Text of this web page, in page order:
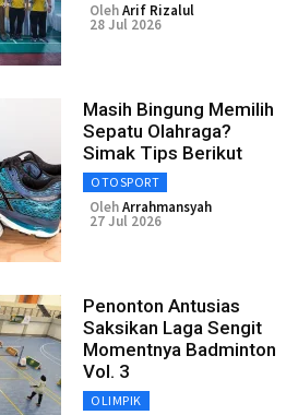
OlehArif Rizalul
28 Jul 2026
Masih Bingung Memilih
Sepatu Olahraga?
Simak Tips Berikut
OTOSPORT
OlehArrahmansyah
27 Jul 2026
Penonton Antusias
Saksikan Laga Sengit
Momentnya Badminton
Vol. 3
OLIMPIK